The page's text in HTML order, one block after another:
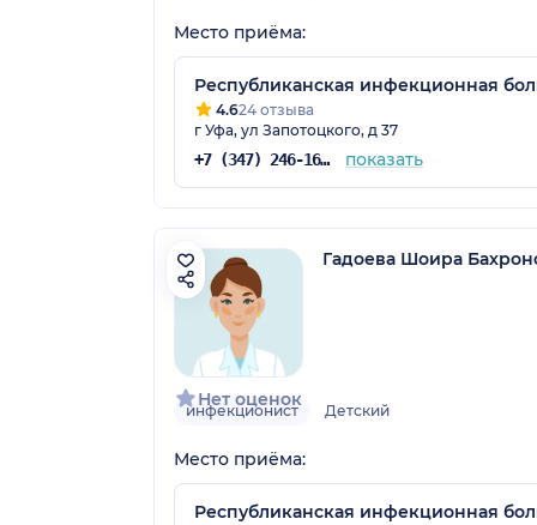
Место приёма:
Республиканская инфекционная
4.624 отзыва
г Уфа, ул Запотоцкого, д 37
+7 (347) 246-16-48 показать
Нет оценок
Гадоева Шоира
инфекционист Детский
Место приёма:
Республиканская инфекционная